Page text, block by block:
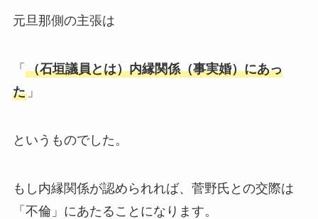
元旦那側の主張は
「 （石垣議員とは）内縁関係（事実婚）にあっ
た」
というものでした。
もし内縁関係が認められれば、菅野氏との交際は
「不倫」にあたることになります。